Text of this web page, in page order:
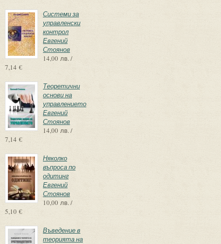
Системи за
управленски
контрол
Евгений
Стоянов
14,00 лв. /
7,14 €
Теоретични
основи на
управлението
Евгений
Стоянов
14,00 лв. /
7,14 €
Няколко
въпроса по
одитинг
Евгений
Стоянов
10,00 лв. /
5,10 €
Въведение в
теорията на